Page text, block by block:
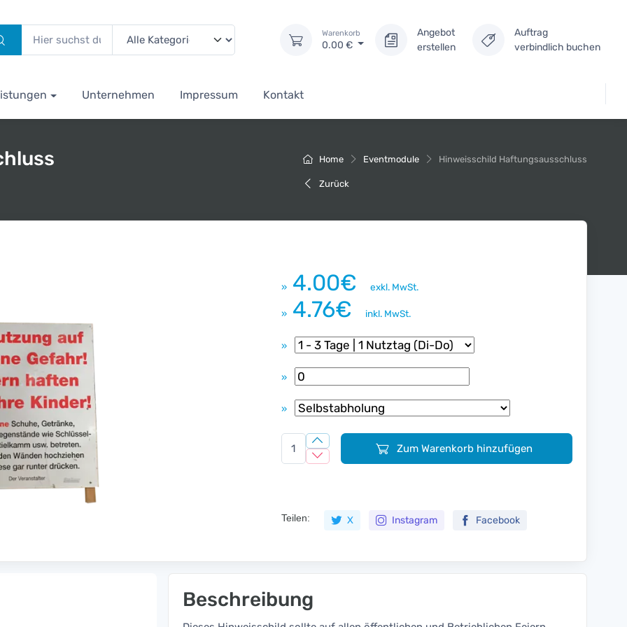
Warenkorb
0.00 €
Angebot
erstellen
Auftrag
verbindlich buchen
Unternehmen Impressum Kontakt
Home Eventmodule Hinweisschild Haftungsausschluss
Zurück
» 4.00€ exkl. MwSt.
» 4.76€ inkl. MwSt.
»
»
»
Zum Warenkorb hinzufügen
Teilen: X Instagram Facebook
Beschreibung